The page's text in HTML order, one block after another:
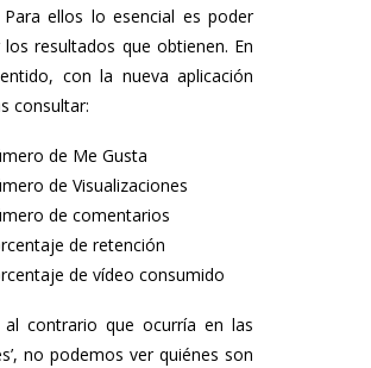
Para ellos lo esencial es poder
los resultados que obtienen. En
con la nueva aplicación
consultar:
de Me Gusta
de Visualizaciones
de comentarios
de retención
de vídeo consumido
al contrario que ocurría en las
no podemos ver quiénes son